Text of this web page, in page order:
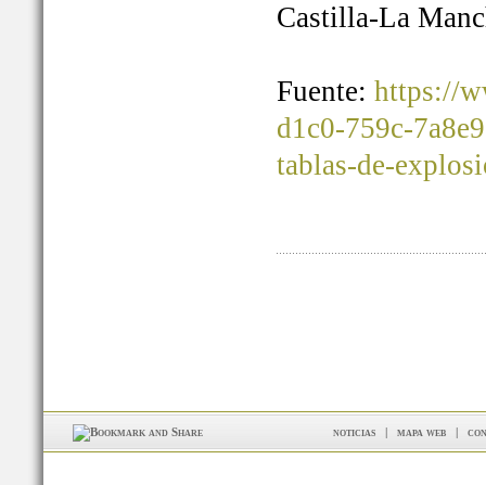
Castilla-La
Fuente: https://
d1c0-759c-
tablas-de-
noticias | mapa web |